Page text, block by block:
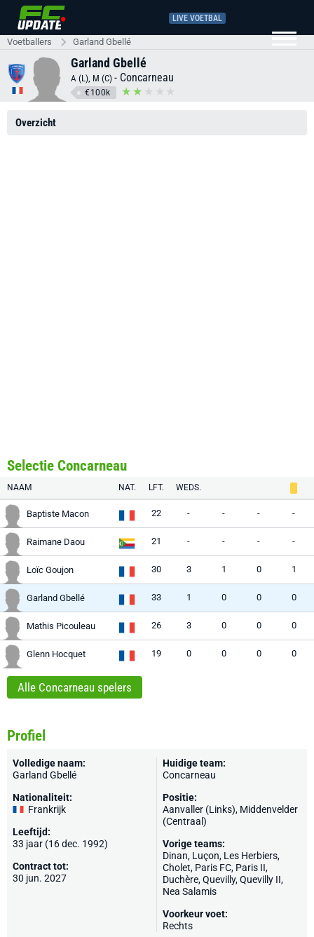
LIVE VOETBAL
Voetballers Garland Gbellé
Garland Gbellé
A (L), M (C) - Concarneau
€100k
Overzicht
Selectie Concarneau
NAAM NAT. LFT. WEDS.
Baptiste Macon 22 - - - -
Raimane Daou 21 - - - -
Loïc Goujon 30 3 1 0 1
Garland Gbellé 33 1 0 0 0
Mathis Picouleau 26 3 0 0 0
Glenn Hocquet 19 0 0 0 0
Alle Concarneau spelers
Profiel
Volledige naam:
Garland Gbellé
Nationaliteit:
Frankrijk
Leeftijd:
33 jaar (16 dec. 1992)
Contract tot:
30 jun. 2027
Huidige team:
Concarneau
Positie:
Aanvaller (Links), Middenvelder
(Centraal)
Vorige teams:
Dinan, Luçon, Les Herbiers,
Cholet, Paris FC, Paris II,
Duchère,Quevilly, Quevilly II,
Nea Salamis
Voorkeur voet:
Rechts